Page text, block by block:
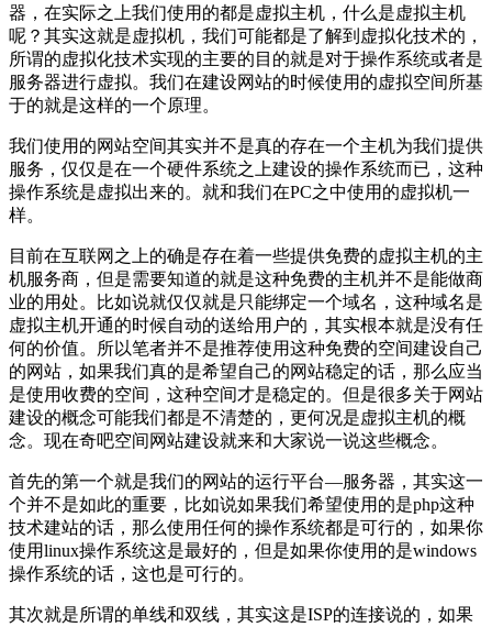
器，在实际之上我们使用的都是虚拟主机，什么是虚拟主机
呢？其实这就是虚拟机，我们可能都是了解到虚拟化技术的，
所谓的虚拟化技术实现的主要的目的就是对于操作系统或者是
服务器进行虚拟。我们在建设网站的时候使用的虚拟空间所基
于的就是这样的一个原理。
我们使用的网站空间其实并不是真的存在一个主机为我们提供
服务，仅仅是在一个硬件系统之上建设的操作系统而已，这种
操作系统是虚拟出来的。就和我们在PC之中使用的虚拟机一
样。
目前在互联网之上的确是存在着一些提供免费的虚拟主机的主
机服务商，但是需要知道的就是这种免费的主机并不是能做商
业的用处。比如说就仅仅就是只能绑定一个域名，这种域名是
虚拟主机开通的时候自动的送给用户的，其实根本就是没有任
何的价值。所以笔者并不是推荐使用这种免费的空间建设自己
的网站，如果我们真的是希望自己的网站稳定的话，那么应当
是使用收费的空间，这种空间才是稳定的。但是很多关于网站
建设的概念可能我们都是不清楚的，更何况是虚拟主机的概
念。现在奇吧空间网站建设就来和大家说一说这些概念。
首先的第一个就是我们的网站的运行平台—服务器，其实这一
个并不是如此的重要，比如说如果我们希望使用的是php这种
技术建站的话，那么使用任何的操作系统都是可行的，如果你
使用linux操作系统这是最好的，但是如果你使用的是windows
操作系统的话，这也是可行的。
其次就是所谓的单线和双线，其实这是ISP的连接说的，如果